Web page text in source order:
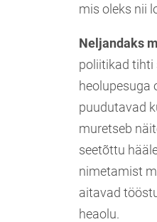
mis oleks nii
Neljandaks
poliitikad tihti
heolupesuga
puudutavad
muretseb
seetõttu
nimetamist
aitavad
heaolu.